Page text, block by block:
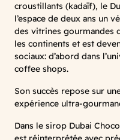
croustillants (kadaïf), le
l’espace de deux ans un
des vitrines gourmandes
les continents et est
sociaux: d’abord dans
coffee shops.
Son succès repose sur
expérience ultra-
Dans le sirop Dubai